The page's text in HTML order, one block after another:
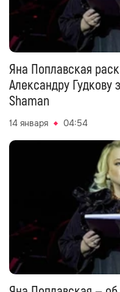
Яна Поплавская
Александру
Shaman
14 января 04:54